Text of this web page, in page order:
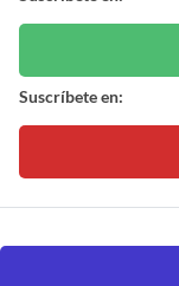
Suscríbete en: